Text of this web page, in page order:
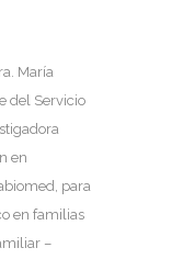
María
del Servicio
en
para
en familias
–